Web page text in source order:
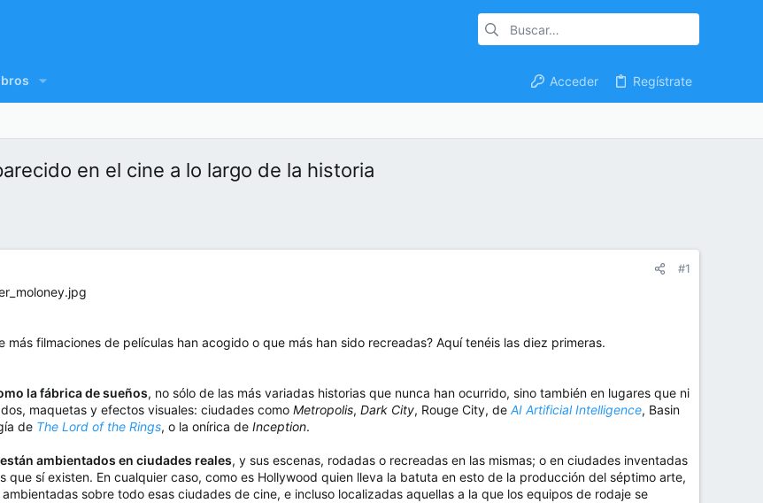
Acceder Regístrate
en el cine a lo largo de la historia
#1
más filmaciones de películas han acogido o que más han sido recreadas? Aquí tenéis las diez primeras.
la fábrica de sueños, no sólo de las más variadas historias que nunca han ocurrido, sino también en lugares que ni
maquetas y efectos visuales: ciudades como Metropolis, Dark City, Rouge City, de AI Artificial Intelligence, Basin
de The Lord of the Rings, o la onírica de Inception.
ambientados en ciudades reales, y sus escenas, rodadas o recreadas en las mismas; o en ciudades inventadas
que sí existen. En cualquier caso, como es Hollywood quien lleva la batuta en esto de la producción del séptimo arte,
sobre todo esas ciudades de cine, e incluso localizadas aquellas a la que los equipos de rodaje se